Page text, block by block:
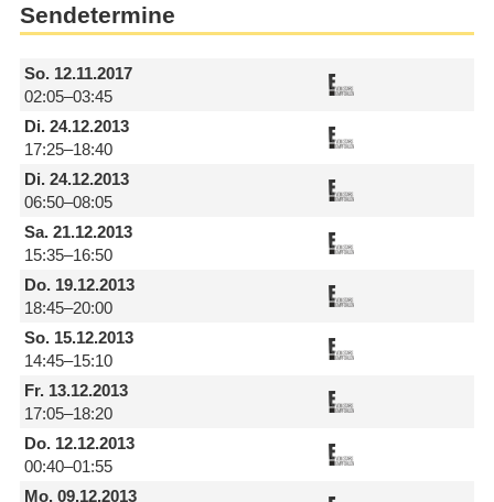
Sendetermine
So.12.11.2017
02:05–03:45
Di.24.12.2013
17:25–18:40
Di.24.12.2013
06:50–08:05
Sa.21.12.2013
15:35–16:50
Do.19.12.2013
18:45–20:00
So.15.12.2013
14:45–15:10
Fr.13.12.2013
17:05–18:20
Do.12.12.2013
00:40–01:55
Mo.09.12.2013